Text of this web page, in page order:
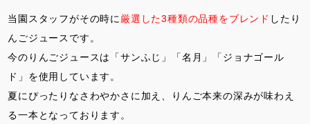
当園スタッフがその時に 厳選した3種類の品種をブレンド したり
んごジュースです。
今のりんごジュースは「サンふじ」「名月」「ジョナゴール
ド」を使用しています。
夏にぴったりなさわやかさに加え、りんご本来の深みが味わえ
る一本となっております。